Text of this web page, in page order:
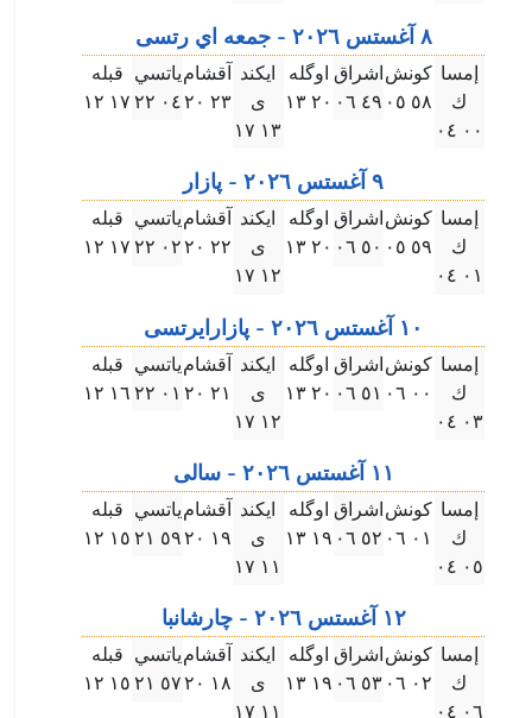
٨ آغستس ۲۰۲٦ - جمعه اي رتسى
إمسا
ك
۰۰ ۰٤
كونش
٥٨ ۰٥
اشراق
٤٩ ۰٦
اوگله
۲۰ ۱۳
ايكند
ى
۱۳ ۱٧
آقشام
۲۳ ۲۰
ياتسي
۰٤ ۲۲
قبله
۱٧ ۱۲
٩ آغستس ۲۰۲٦ - پازار
إمسا
ك
۰۱ ۰٤
كونش
٥٩ ۰٥
اشراق
٥۰ ۰٦
اوگله
۲۰ ۱۳
ايكند
ى
۱۲ ۱٧
آقشام
۲۲ ۲۰
ياتسي
۰۲ ۲۲
قبله
۱٧ ۱۲
۱۰ آغستس ۲۰۲٦ - پازارايرتسى
إمسا
ك
۰۳ ۰٤
كونش
۰۰ ۰٦
اشراق
٥۱ ۰٦
اوگله
۲۰ ۱۳
ايكند
ى
۱۲ ۱٧
آقشام
۲۱ ۲۰
ياتسي
۰۱ ۲۲
قبله
۱٦ ۱۲
۱۱ آغستس ۲۰۲٦ - سالى
إمسا
ك
۰٥ ۰٤
كونش
۰۱ ۰٦
اشراق
٥۲ ۰٦
اوگله
۱٩ ۱۳
ايكند
ى
۱۱ ۱٧
آقشام
۱٩ ۲۰
ياتسي
٥٩ ۲۱
قبله
۱٥ ۱۲
۱۲ آغستس ۲۰۲٦ - چارشانبا
إمسا
ك
۰٦ ۰٤
كونش
۰۲ ۰٦
اشراق
٥۳ ۰٦
اوگله
۱٩ ۱۳
ايكند
ى
۱۱ ۱٧
آقشام
۱٨ ۲۰
ياتسي
٥٧ ۲۱
قبله
۱٥ ۱۲